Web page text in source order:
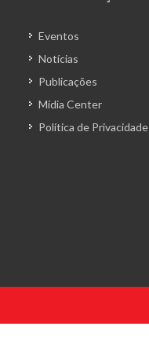
Eventos
Notícias
Publicações
Mídia Center
Política de Privacidade